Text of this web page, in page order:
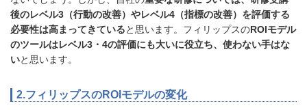
後のレベル3（行動の改善）やレベル4（指標の改善）を評価する
必要性は高まってきていると思います。フィリップスのROIモデル
のツールはレベル3・4の評価にも大いに役立ち、使わない手はな
いと思います。
2.フィリップスのROIモデルの変化